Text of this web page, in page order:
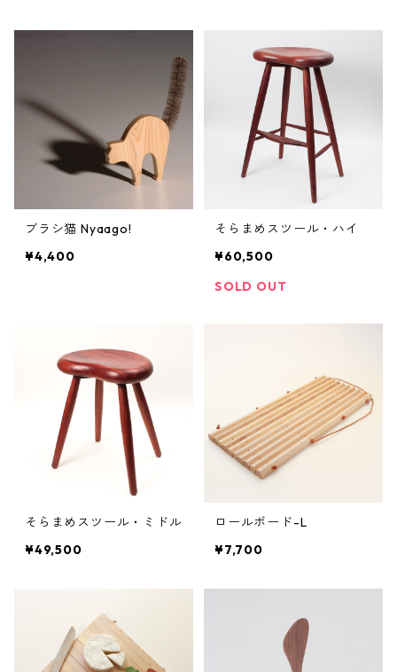
ブラシ猫 Nyaago!
¥4,400
そらまめスツール・ハイ
¥60,500
SOLD OUT
そらまめスツール・ミドル
¥49,500
ロールボード-L
¥7,700